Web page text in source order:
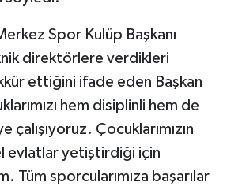
Spor Kulüp Başkanı
direktörlere verdikleri
ettiğini ifade eden Başkan
hem disiplinli hem de
çalışıyoruz. Çocuklarımızın
evlatlar yetiştirdiği için
Tüm sporcularımıza başarılar